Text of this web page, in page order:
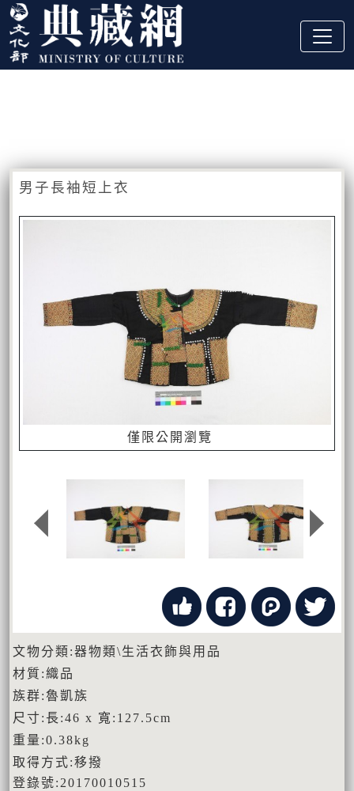
跳到主要內容
:::
男子長袖短上衣
僅限公開瀏覽
文物分類:器物類\生活衣飾與用品
材質:織品
族群:魯凱族
尺寸:長:46 x 寬:127.5cm
重量:0.38kg
取得方式:移撥
登錄號:20170010515